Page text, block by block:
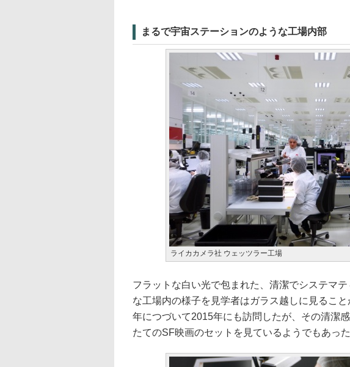
まるで宇宙ステーションのような工場内部
ライカカメラ社 ウェッツラー工場
フラットな白い光で包まれた、清潔でシステマ
な工場内の様子を見学者はガラス越しに見るこ
年につづいて2015年にも訪問したが、その清潔
たてのSF映画のセットを見ているようでもあった